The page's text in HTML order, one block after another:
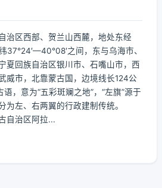
治区西部、贺兰山西麓，地处东经
37°24′—40°08′之间，东与乌海市、
夏回族自治区银川市、石嘴山市，西
威市，北靠蒙古国，边境线长124公
语，意为“五彩斑斓之地”，“左旗”源于
为左、右两翼的行政建制传统。
自治区阿拉...